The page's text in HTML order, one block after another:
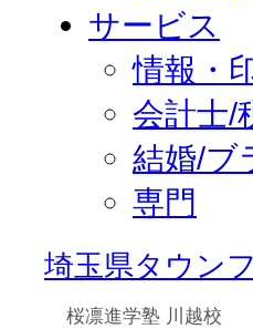
サービス
情報・
会計士/
結婚/ブ
専門
埼玉県タウン
桜凛進学塾 川越校